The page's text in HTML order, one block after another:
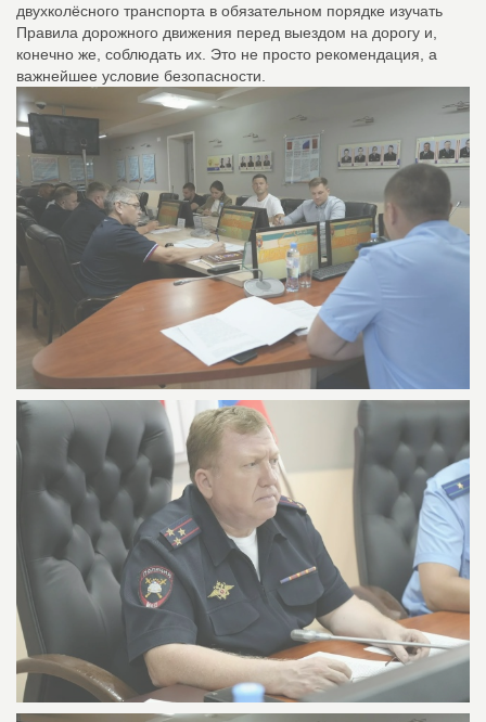
двухколёсного транспорта в обязательном порядке изучать
Правила дорожного движения перед выездом на дорогу и,
конечно же, соблюдать их. Это не просто рекомендация, а
важнейшее условие безопасности.